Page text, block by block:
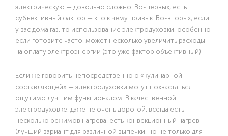
электрическую — довольно сложно. Во-первых, есть
субъективный фактор — кто к чему привык. Во-вторых, если
у вас дома газ, то использование электродуховки, особенно
если готовите часто, может несколько увеличить расходы
на оплату электроэнергии (это уже фактор объективный).
Если же говорить непосредственно о «кулинарной
составляющей» — электродуховки могут похвастаться
ощутимо лучшим функционалом. В качественной
электродуховке, даже не очень дорогой, всегда есть
несколько режимов нагрева, есть конвекционный нагрев
(лучший вариант для различной выпечки, но не только для